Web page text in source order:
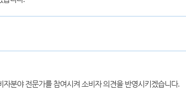
분야 전문가를 참여시켜 소비자 의견을 반영시키겠습니다.